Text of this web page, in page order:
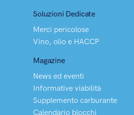
Soluzioni Dedicate
Merci pericolose
Vino, olio e HACCP
Magazine
News ed eventi
Informative viabilità
Supplemento carburante
Calendario blocchi